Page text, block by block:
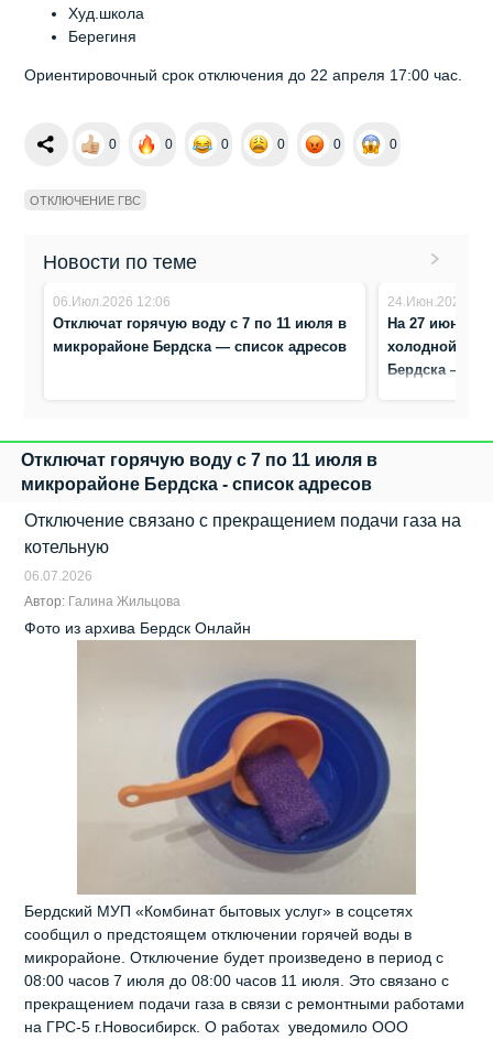
Худ.школа
Берегиня
Ориентировочный срок отключения до 22 апреля 17:00 час.
0 0 0 0 0 0
ОТКЛЮЧЕНИЕ ГВС
Новости по теме
06.Июл.2026 12:06
Отключат горячую воду с 7 по 11 июля в
микрорайоне Бердска — список адресов
24.Июн.2026
На 27 июня
холодной и
Бердска —
Отключат горячую воду с 7 по 11 июля в
микрорайоне Бердска - список адресов
Отключение связано с прекращением подачи газа на
котельную
06.07.2026
Автор: Галина Жильцова
Фото из архива Бердск Онлайн
Бердский МУП «Комбинат бытовых услуг» в соцсетях
сообщил о предстоящем отключении горячей воды в
микрорайоне. Отключение будет произведено в период с
08:00 часов 7 июля до 08:00 часов 11 июля. Это связано с
прекращением подачи газа в связи с ремонтными работами
на ГРС-5 г.Новосибирск. О работах уведомило ООО